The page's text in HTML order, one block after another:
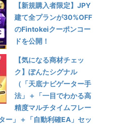
【新規購入者限定】JPY
建て全プランが30%OFF
のFintokeiクーポンコー
ドを公開！
【気になる商材チェッ
ク】ぽんたシグナル
（「天底ナビゲーター手
法」＋「一目でわかる高
精度マルチタイムフレー
ー」＋「自動利確EA」セッ